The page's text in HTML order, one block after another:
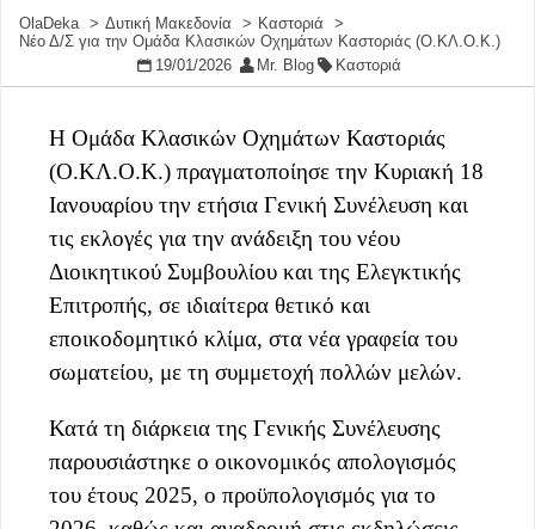
OlaDeka Δυτική Μακεδονία
Καστοριά
Νέο Δ/Σ για την Ομάδα Κλασικών Οχημάτων Καστοριάς (Ο.ΚΛ.Ο.Κ.)
19/01/2026
Mr. Blog Καστοριά
Η Ομάδα Κλασικών Οχημάτων Καστοριάς
(Ο.ΚΛ.Ο.Κ.) πραγματοποίησε την Κυριακή 18
Ιανουαρίου την ετήσια Γενική Συνέλευση και
τις εκλογές για την ανάδειξη του νέου
Διοικητικού Συμβουλίου και της Ελεγκτικής
Επιτροπής, σε ιδιαίτερα θετικό και
εποικοδομητικό κλίμα, στα νέα γραφεία του
σωματείου, με τη συμμετοχή πολλών μελών.
Κατά τη διάρκεια της Γενικής Συνέλευσης
παρουσιάστηκε ο οικονομικός απολογισμός
του έτους 2025, ο προϋπολογισμός για το